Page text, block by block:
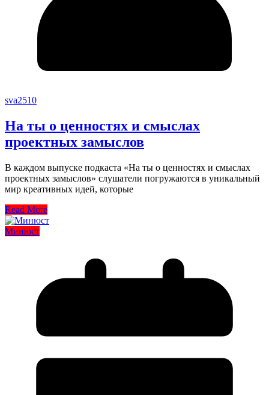
sva2510
На ты о ценностях и смыслах
проектных замыслов
В каждом выпуске подкаста «На ты о ценностях и смыслах
проектных замыслов» слушатели погружаются в уникальный
мир креативных идей, которые
Read More
Минюст